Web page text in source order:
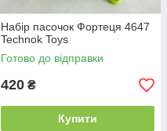
Набір пасочок Фортеця 4647
Technok Toys
Готово до відправки
420 ₴
Купити